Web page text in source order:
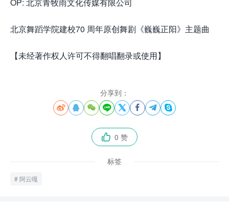
北京舞蹈学院建校70 周年原创舞剧《巍巍正阳》主题曲
【未经著作权人许可不得翻唱翻录或使用】
分享到：
       
 0 赞
标签
阿云嘎